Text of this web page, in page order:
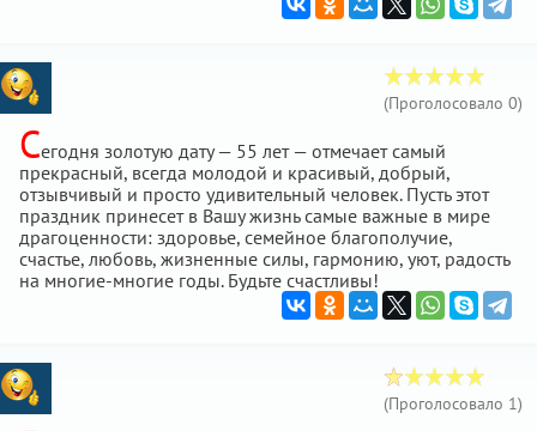
(Проголосовало 0)
Сегодня золотую дату — 55 лет — отмечает самый
прекрасный, всегда молодой и красивый, добрый,
отзывчивый и просто удивительный человек. Пусть этот
праздник принесет в Вашу жизнь самые важные в мире
драгоценности: здоровье, семейное благополучие,
счастье, любовь, жизненные силы, гармонию, уют, радость
на многие-многие годы. Будьте счастливы!
(Проголосовало 1)